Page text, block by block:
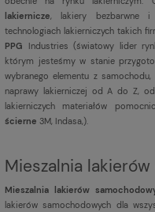
lakiernicze, lakiery bezbarwne i
technologiach lakierniczych takich
PPG Industries (światowy lider
którym jesteśmy w stanie
wybranego elementu z
naprawy lakierniczej od A do Z,
lakierniczych materiałów
ścierne 3M, Indasa,).
Mieszalnia
Mieszalnia lakierów
lakierów samochodowych dla